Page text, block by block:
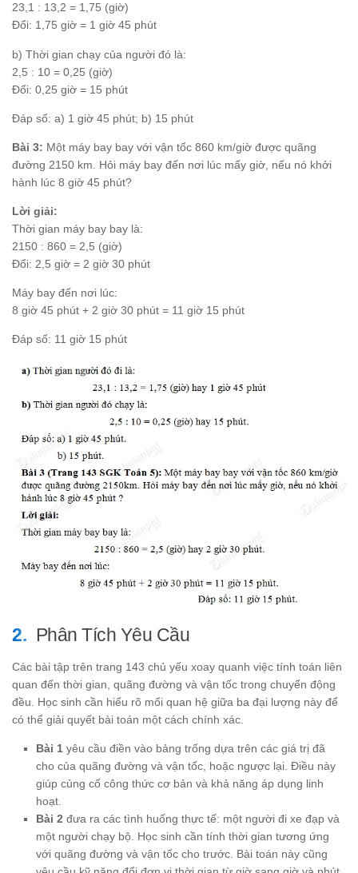
23,1 : 13,2 = 1,75 (giờ)
Đổi: 1,75 giờ = 1 giờ 45 phút
b) Thời gian chạy của người đó là:
2,5 : 10 = 0,25 (giờ)
Đổi: 0,25 giờ = 15 phút
Đáp số: a) 1 giờ 45 phút; b) 15 phút
Bài 3: Một máy bay bay với vận tốc 860 km/giờ được quãng
đường 2150 km. Hỏi máy bay đến nơi lúc mấy giờ, nếu nó khởi
hành lúc 8 giờ 45 phút?
Lời giải:
Thời gian máy bay bay là:
2150 : 860 = 2,5 (giờ)
Đổi: 2,5 giờ = 2 giờ 30 phút
Máy bay đến nơi lúc:
8 giờ 45 phút + 2 giờ 30 phút = 11 giờ 15 phút
Đáp số: 11 giờ 15 phút
Phân Tích Yêu Cầu
Các bài tập trên trang 143 chủ yếu xoay quanh việc tính toán liên
quan đến thời gian, quãng đường và vận tốc trong chuyển động
đều. Học sinh cần hiểu rõ mối quan hệ giữa ba đại lượng này để
có thể giải quyết bài toán một cách chính xác.
Bài 1 yêu cầu điền vào bảng trống dựa trên các giá trị đã
cho của quãng đường và vận tốc, hoặc ngược lại. Điều này
giúp củng cố công thức cơ bản và khả năng áp dụng linh
hoạt.
Bài 2 đưa ra các tình huống thực tế: một người đi xe đạp và
một người chạy bộ. Học sinh cần tính thời gian tương ứng
với quãng đường và vận tốc cho trước. Bài toán này cũng